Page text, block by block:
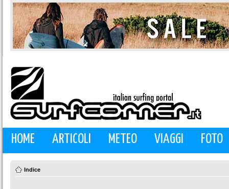
HOME ARTICOLI METEO VIAGGI FOTO
Indice